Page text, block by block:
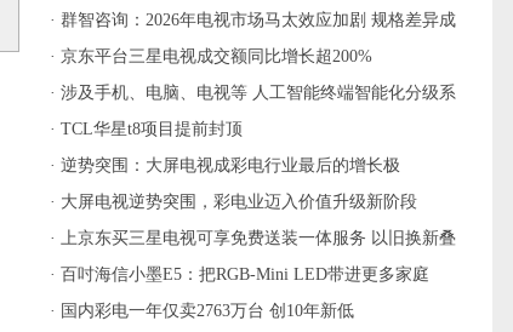
· 群智咨询：2026年电视市场马太效应加剧 规格差异成
破局抓手
· 京东平台三星电视成交额同比增长超200%
· 涉及手机、电脑、电视等 人工智能终端智能化分级系
列国标发布
· TCL华星t8项目提前封顶
· 逆势突围：大屏电视成彩电行业最后的增长极
· 大屏电视逆势突围，彩电业迈入价值升级新阶段
· 上京东买三星电视可享免费送装一体服务 以旧换新叠
加国补更优惠
· 百吋海信小墨E5：把RGB-Mini LED带进更多家庭
· 国内彩电一年仅卖2763万台 创10年新低